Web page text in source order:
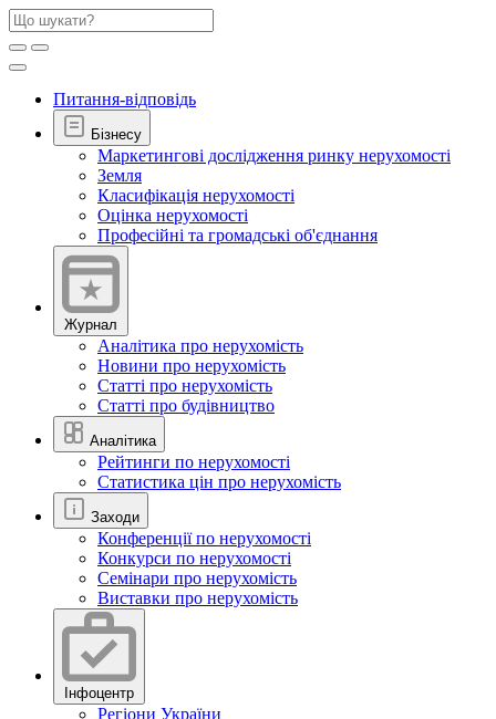
Питання-відповідь
Бізнесу
Маркетингові дослідження ринку нерухомості
Земля
Класифікація нерухомості
Оцінка нерухомості
Професійні та громадські об'єднання
Журнал
Аналітика про нерухомість
Новини про нерухомість
Статті про нерухомість
Статті про будівництво
Аналітика
Рейтинги по нерухомості
Статистика цін про нерухомість
Заходи
Конференції по нерухомості
Конкурси по нерухомості
Семінари про нерухомість
Виставки про нерухомість
Інфоцентр
Регіони України